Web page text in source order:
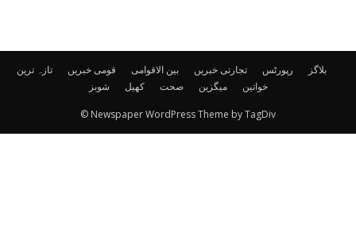
تازہ ترین قومی خبریں بین الاقوامی تجارتی خبریں رپورٹس
بلاگز
شوبز
کھیل صحت میگزین خواتین
© Newspaper WordPress Theme by TagDiv